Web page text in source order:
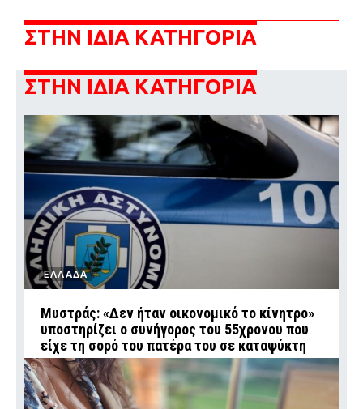
ΣΤΗΝ ΙΔΙΑ ΚΑΤΗΓΟΡΙΑ
ΣΤΗΝ ΙΔΙΑ ΚΑΤΗΓΟΡΙΑ
ΕΛΛΑΔΑ
Μυστράς: «Δεν ήταν οικονομικό το κίνητρο»
υποστηρίζει ο συνήγορος του 55χρονου που
είχε τη σορό του πατέρα του σε καταψύκτη